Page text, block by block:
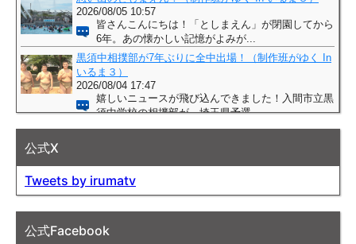
公式X
Tweets by irumatv
公式Facebook